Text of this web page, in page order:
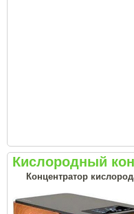
Кислородный
Концентратор